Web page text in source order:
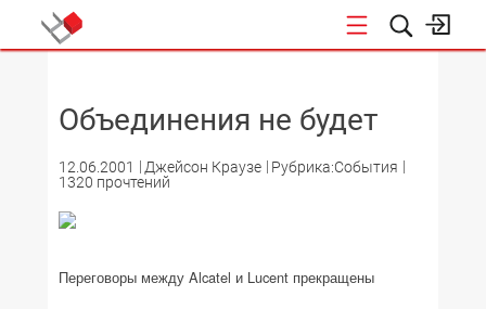
Объединения не будет
12.06.2001 Джейсон Краузе
Рубрика:События
1320 прочтений
Переговоры между Alcatel и Lucent прекращены